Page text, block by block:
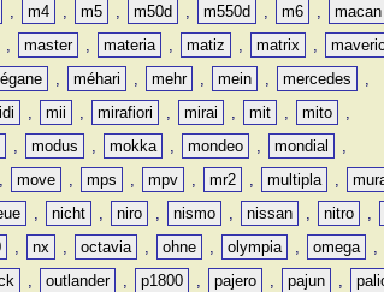
, m4 , m5 , m50d , m550d , m6 , macan
, master , materia , matiz , matrix ,
, méhari , mehr , mein , mercedes
,
, mii , mirafiori , mirai , mit , mito
,
, modus , mokka , mondeo , mondial
,
, move , mps , mpv , mr2 , multipla ,
, nicht , niro , nismo , nissan , nitro ,
, nx , octavia , ohne , olympia , omega ,
, outlander , p1800 , pajero , pajun ,